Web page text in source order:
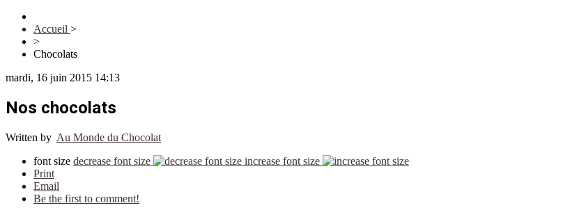
Accueil >
>
Chocolats
mardi, 16 juin 2015 14:13
Nos chocolats
Written by Au Monde du Chocolat
font size decrease font size
increase font size
Print
Email
Be the first to comment!